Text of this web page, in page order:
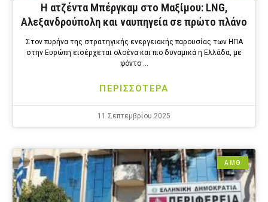
Η ατζέντα Μπέργκαμ στο Μαξίμου: LNG,
Αλεξανδρούπολη και ναυπηγεία σε πρώτο πλάνο
Στον πυρήνα της στρατηγικής ενεργειακής παρουσίας των ΗΠΑ
στην Ευρώπη εισέρχεται ολοένα και πιο δυναμικά η Ελλάδα, με
φόντο …
ΠΕΡΙΣΣΟΤΕΡΑ
11 Σεπτεμβρίου 2025
ΑΜΘ